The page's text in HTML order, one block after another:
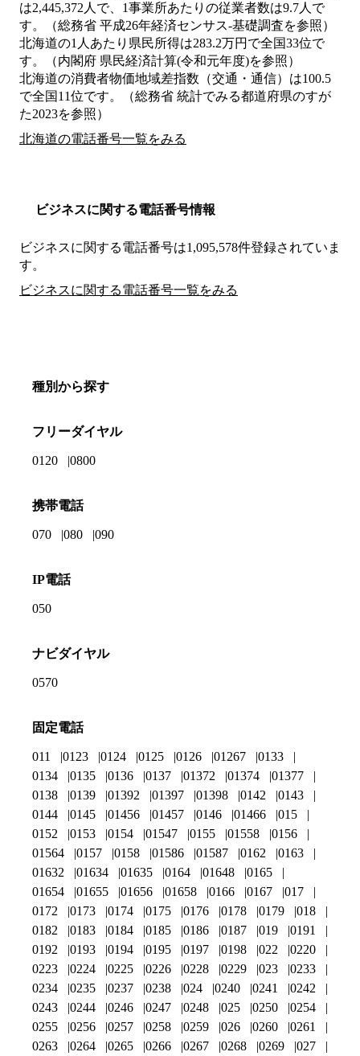
は2,445,372人で、1事業所あたりの従業者数は9.7人で
す。（総務省 平成26年経済センサス‐基礎調査を参照）
北海道の1人あたり県民所得は283.2万円で全国33位で
す。（内閣府 県民経済計算(令和元年度)を参照）
北海道の消費者物価地域差指数（交通・通信）は100.5
で全国11位です。（総務省 統計でみる都道府県のすが
た2023を参照）
北海道の電話番号一覧をみる
ビジネスに関する電話番号情報
ビジネスに関する電話番号は1,095,578件登録されていま
す。
ビジネスに関する電話番号一覧をみる
種別から探す
フリーダイヤル
0120 0800
携帯電話
070 080 090
IP電話
050
ナビダイヤル
0570
固定電話
011 0123 0124 0125 0126 01267
0133
0134
0135 0136 0137 01372 01374
01377
0138
0139 01392 01397 01398 0142
0143
0144
0145 01456 01457 0146 01466
015
0152
0153 0154 01547 0155 01558
0156
01564
0157 0158 01586 01587 0162
0163
01632
01634 01635 0164 01648
0165
01654
01655 01656 01658 0166 0167
017
0172
0173 0174 0175 0176 0178 0179
018
0182
0183 0184 0185 0186 0187 019
0191
0192
0193 0194 0195 0197 0198 022
0220
0223
0224 0225 0226 0228 0229 023
0233
0234
0235 0237 0238 024 0240 0241
0242
0243
0244 0246 0247 0248 025 0250
0254
0255
0256 0257 0258 0259 026 0260
0261
0263
0264 0265 0266 0267 0268 0269 027